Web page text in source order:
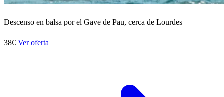
Descenso en balsa por el Gave de Pau, cerca de Lourdes
38€ Ver oferta